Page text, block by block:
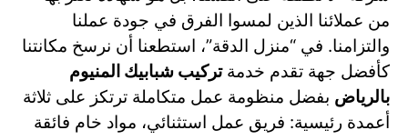
من عملائنا الذين لمسوا الفرق في جودة عملنا
والتزامنا. في “منزل الدقة”، استطعنا أن نرسخ مكانتنا
كأفضل جهة تقدم خدمةتركيب شبابيك المنيوم
بالرياض بفضل منظومة عمل متكاملة ترتكز على ثلاثة
أعمدة رئيسية: فريق عمل استثنائي، مواد خام فائقة